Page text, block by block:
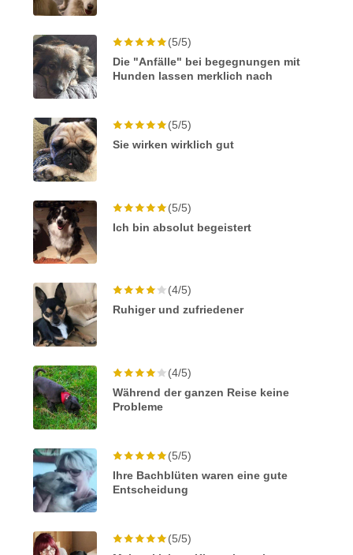
(5/5)
Die "Anfälle" bei begegnungen mit
Hunden lassen merklich nach
(5/5)
Sie wirken wirklich gut
(5/5)
Ich bin absolut begeistert
(4/5)
Ruhiger und zufriedener
(4/5)
Während der ganzen Reise keine
Probleme
(5/5)
Ihre Bachblüten waren eine gute
Entscheidung
(5/5)